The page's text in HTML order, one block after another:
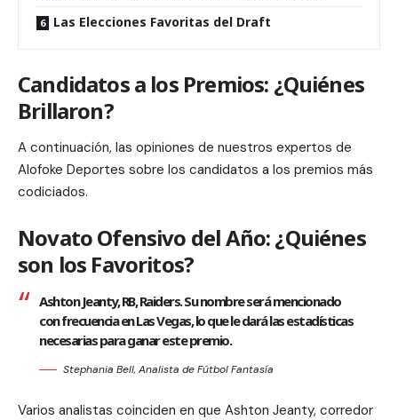
Las Elecciones Favoritas del Draft
Candidatos a los Premios: ¿Quiénes
Brillaron?
A continuación, las opiniones de nuestros expertos de
Alofoke Deportes sobre los candidatos a los premios más
codiciados.
Novato Ofensivo del Año: ¿Quiénes
son los Favoritos?
Ashton Jeanty, RB, Raiders. Su nombre será mencionado
con frecuencia en Las Vegas, lo que le dará las estadísticas
necesarias para ganar este premio.
Stephania Bell, Analista de Fútbol Fantasía
Varios analistas coinciden en que Ashton Jeanty, corredor